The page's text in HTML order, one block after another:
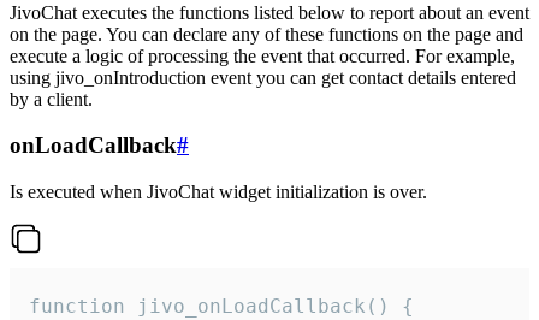
JivoChat executes the functions listed below to report about an event
on the page. You can declare any of these functions on the page and
execute a logic of processing the event that occurred. For example,
using jivo_onIntroduction event you can get contact details entered
by a client.
onLoadCallback#
Is executed when JivoChat widget initialization is over.
function jivo_onLoadCallback() {